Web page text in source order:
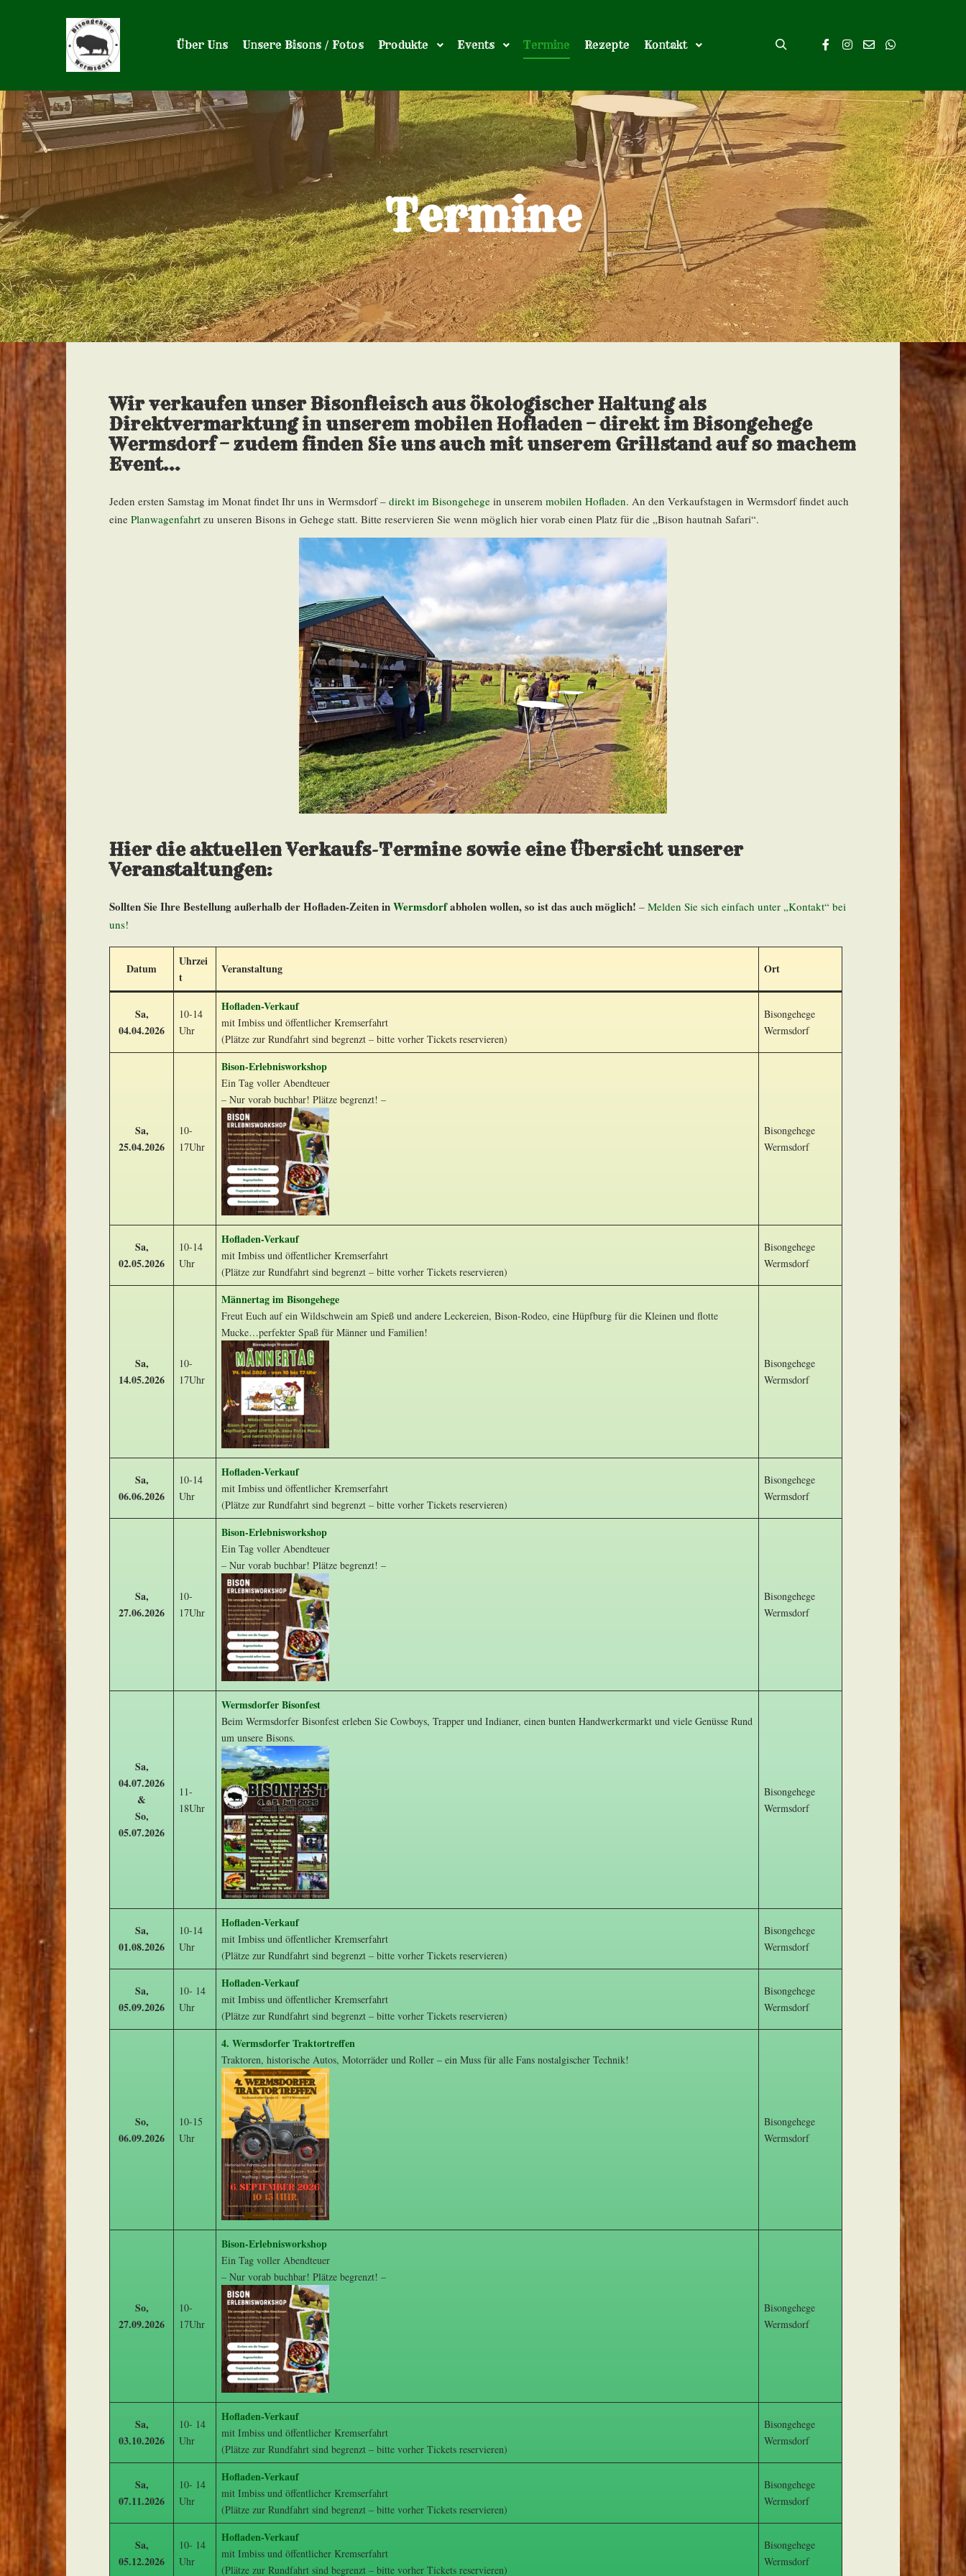
Über Uns Unsere Bisons / Fotos Produkte Events Termine Rezepte Kontakt
Termine
Wir verkaufen unserBisonfleischaus ökologischer Haltung als
Direktvermarktung in unserem mobilen Hofladen – direkt im Bisongehege
Wermsdorf – zudem finden Sie uns auch mit unserem Grillstand auf so machem
Event…
Jeden ersten Samstag im Monat findet Ihr uns in Wermsdorf – direkt im Bisongehege in unserem mobilen Hofladen. An den Verkaufstagen in Wermsdorf findet auch
eine Planwagenfahrt zu unseren Bisons in Gehege statt. Bitte reservieren Sie wenn möglich hier vorab einen Platz für die „Bison hautnah Safari“.
Hier die aktuellen Verkaufs-Termine sowie eine Übersicht unserer
Veranstaltungen:
Sollten Sie Ihre Bestellung außerhalb der Hofladen-Zeiten inWermsdorfabholen wollen, so ist das auch möglich! – Melden Sie sich einfach unter „Kontakt“ bei
uns!
Datum
Uhrzei
t
Veranstaltung Ort
Sa,
04.04.2026
10-14
Uhr
Hofladen-Verkauf
mit Imbiss und öffentlicher Kremserfahrt
(Plätze zur Rundfahrt sind begrenzt – bitte vorher Tickets reservieren)
Bisongehege
Wermsdorf
Sa,
25.04.2026
10-
17Uhr
Bison-Erlebnisworkshop
Ein Tag voller Abendteuer
– Nur vorab buchbar! Plätze begrenzt! –
Bisongehege
Wermsdorf
Sa,
02.05.2026
10-14
Uhr
Hofladen-Verkauf
mit Imbiss und öffentlicher Kremserfahrt
(Plätze zur Rundfahrt sind begrenzt – bitte vorher Tickets reservieren)
Bisongehege
Wermsdorf
Sa,
14.05.2026
10-
17Uhr
Männertag im Bisongehege
Freut Euch auf ein Wildschwein am Spieß und andere Leckereien, Bison-Rodeo, eine Hüpfburg für die Kleinen und flotte
Mucke…perfekter Spaß für Männer und Familien!
Bisongehege
Wermsdorf
Sa,
06.06.2026
10-14
Uhr
Hofladen-Verkauf
mit Imbiss und öffentlicher Kremserfahrt
(Plätze zur Rundfahrt sind begrenzt – bitte vorher Tickets reservieren)
Bisongehege
Wermsdorf
Sa,
27.06.2026
10-
17Uhr
Bison-Erlebnisworkshop
Ein Tag voller Abendteuer
– Nur vorab buchbar! Plätze begrenzt! –
Bisongehege
Wermsdorf
Sa,
04.07.2026
&
So,
05.07.2026
11-
18Uhr
Wermsdorfer Bisonfest
Beim Wermsdorfer Bisonfest erleben Sie Cowboys, Trapper und Indianer, einen bunten Handwerkermarkt und viele Genüsse Rund
um unsere Bisons.
Bisongehege
Wermsdorf
Sa,
01.08.2026
10-14
Uhr
Hofladen-Verkauf
mit Imbiss und öffentlicher Kremserfahrt
(Plätze zur Rundfahrt sind begrenzt – bitte vorher Tickets reservieren)
Bisongehege
Wermsdorf
Sa,
05.09.2026
10- 14
Uhr
Hofladen-Verkauf
mit Imbiss und öffentlicher Kremserfahrt
(Plätze zur Rundfahrt sind begrenzt – bitte vorher Tickets reservieren)
Bisongehege
Wermsdorf
So,
06.09.2026
10-15
Uhr
4. Wermsdorfer Traktortreffen
Traktoren, historische Autos, Motorräder und Roller – ein Muss für alle Fans nostalgischer Technik!
Bisongehege
Wermsdorf
So,
27.09.2026
10-
17Uhr
Bison-Erlebnisworkshop
Ein Tag voller Abendteuer
– Nur vorab buchbar! Plätze begrenzt! –
Bisongehege
Wermsdorf
Sa,
03.10.2026
10- 14
Uhr
Hofladen-Verkauf
mit Imbiss und öffentlicher Kremserfahrt
(Plätze zur Rundfahrt sind begrenzt – bitte vorher Tickets reservieren)
Bisongehege
Wermsdorf
Sa,
07.11.2026
10- 14
Uhr
Hofladen-Verkauf
mit Imbiss und öffentlicher Kremserfahrt
(Plätze zur Rundfahrt sind begrenzt – bitte vorher Tickets reservieren)
Bisongehege
Wermsdorf
Sa,
05.12.2026
10- 14
Uhr
Hofladen-Verkauf
mit Imbiss und öffentlicher Kremserfahrt
(Plätze zur Rundfahrt sind begrenzt – bitte vorher Tickets reservieren)
Bisongehege
Wermsdorf